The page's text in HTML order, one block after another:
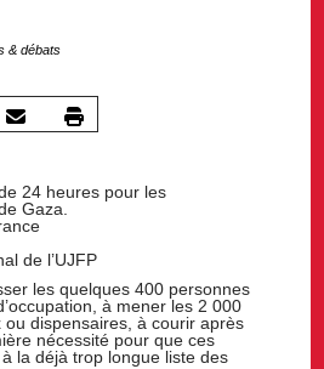
& débats
24 heures pour les
Gaza.
de l’UJFP
les quelques 400 personnes
à mener les 2 000
dispensaires, à courir après
nécessité pour que ces
la déjà trop longue liste des